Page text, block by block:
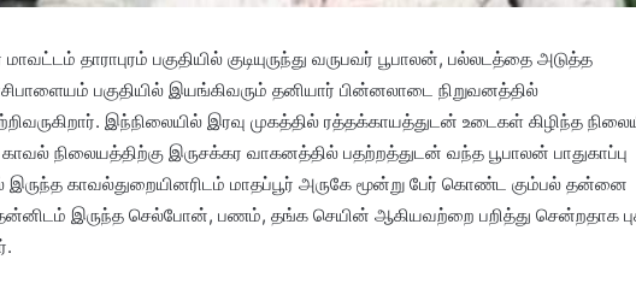
மாவட்டம் தாராபுரம் பகுதியில் குடியுருந்து வருபவர் பூபாலன், பல்லடத்தை அடுத்த
பகுதியில் இயங்கிவரும் தனியார் பின்னலாடை நிறுவனத்தில்
இந்நிலையில் இரவு முகத்தில் ரத்தக்காயத்துடன் உடைகள் கிழிந்த
நிலையத்திற்கு இருசக்கர வாகனத்தில் பதற்றத்துடன் வந்த பூபாலன் பாதுகாப்பு
இருந்த காவல்துறையினரிடம் மாதப்பூர் அருகே மூன்று பேர் கொண்ட கும்பல் தன்னை
இருந்த செல்போன், பணம், தங்க செயின் ஆகியவற்றை பறித்து சென்றதாக